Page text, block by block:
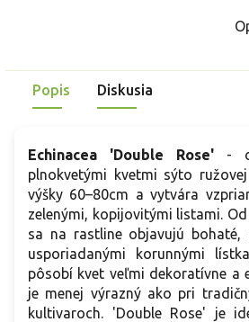
Popis Diskusia
Echinacea 'Double Rose' -
plnokvetými kvetmi sýto
výšky 60–80cm a vytvára
zelenými, kopijovitými listami.
sa na rastline objavujú bohaté,
usporiadanými korunnými
pôsobí kvet veľmi dekoratívne a
je menej výrazný ako pri
kultivaroch. 'Double Rose' je